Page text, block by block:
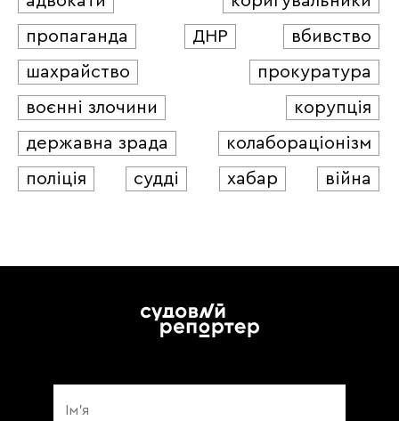
пропаганда
ДНР
вбивство
шахрайство
прокуратура
воєнні злочини
корупція
державна зрада
колабораціонізм
поліція
судді хабар війна